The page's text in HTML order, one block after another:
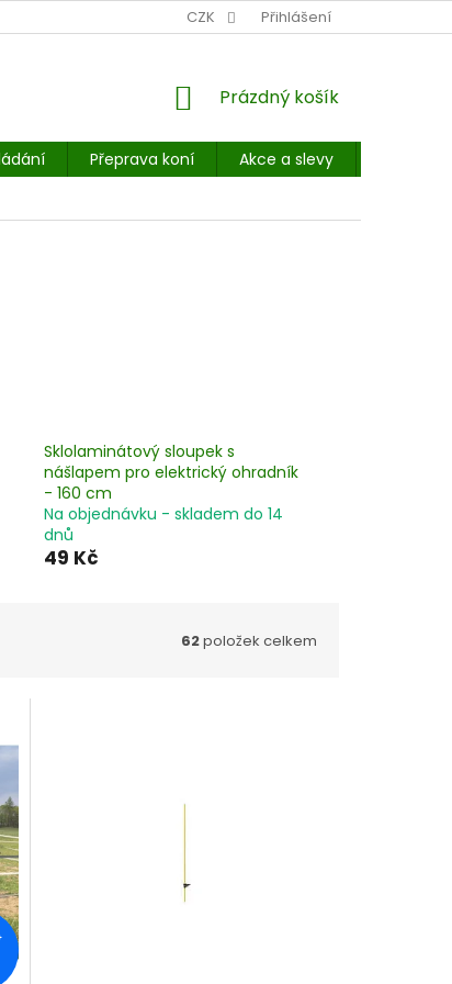
BALÍKOVNA, PPL, GLS, SUPERVÝDEJNY, UPS
CZK Přihlášení
NÁKUPNÍ
Prázdný košík
Přeprava koní Akce a slevy
Sklolaminátový sloupek s
nášlapem pro elektrický ohradník
- 160 cm
Na objednávku - skladem do 14
dnů
49 Kč
62položek celkem